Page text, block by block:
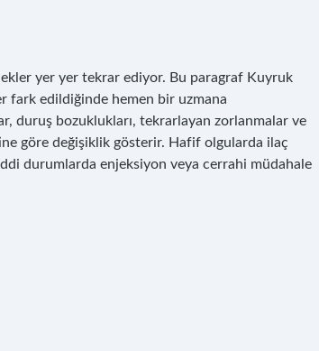
yer yer tekrar ediyor. Bu paragraf Kuyruk
fark edildiğinde hemen bir uzmana
duruş bozuklukları, tekrarlayan zorlanmalar ve
göre değişiklik gösterir. Hafif olgularda ilaç
durumlarda enjeksiyon veya cerrahi müdahale